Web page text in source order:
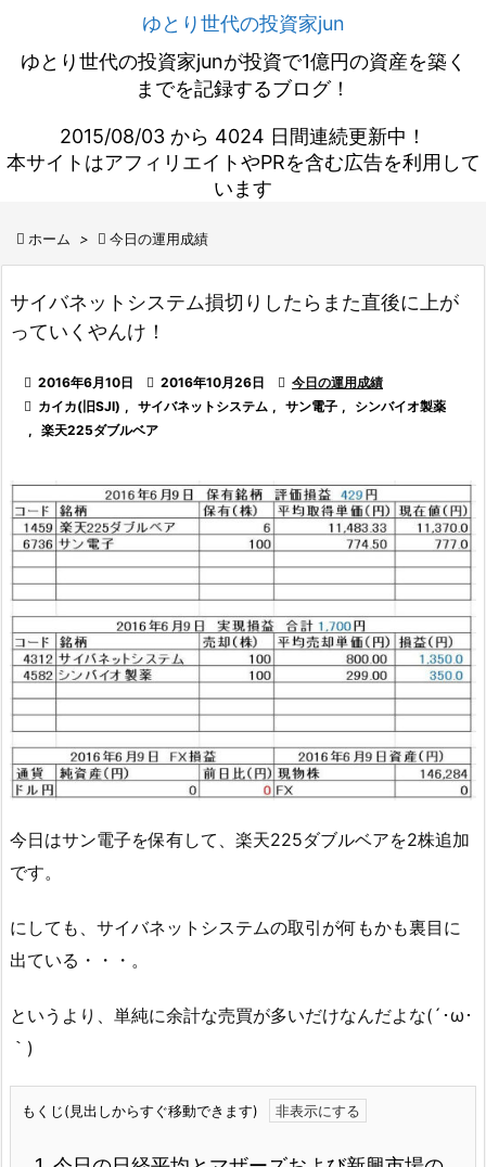
ゆとり世代の投資家jun
ゆとり世代の投資家junが投資で1億円の資産を築く
までを記録するブログ！
2015/08/03 から 4024 日間連続更新中！
本サイトはアフィリエイトやPRを含む広告を利用して
います
 ホーム >  今日の運用成績
サイバネットシステム損切りしたらまた直後に上が
っていくやんけ！
 2016年6月10日  2016年10月26日  今日の運用成績
 カイカ(旧SJI) , サイバネットシステム , サン電子 ,
シンバイオ製薬
, 楽天225ダブルベア
今日はサン電子を保有して、楽天225ダブルベアを2株追加
です。
にしても、サイバネットシステムの取引が何もかも裏目に
出ている・・・。
というより、単純に余計な売買が多いだけなんだよな(´･ω･
｀)
もくじ(見出しからすぐ移動できます)